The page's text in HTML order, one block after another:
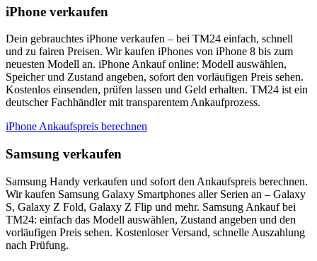
iPhone verkaufen
Dein gebrauchtes iPhone verkaufen – bei TM24 einfach, schnell
und zu fairen Preisen. Wir kaufen iPhones von iPhone 8 bis zum
neuesten Modell an. iPhone Ankauf online: Modell auswählen,
Speicher und Zustand angeben, sofort den vorläufigen Preis sehen.
Kostenlos einsenden, prüfen lassen und Geld erhalten. TM24 ist ein
deutscher Fachhändler mit transparentem Ankaufprozess.
iPhone Ankaufspreis berechnen
Samsung verkaufen
Samsung Handy verkaufen und sofort den Ankaufspreis berechnen.
Wir kaufen Samsung Galaxy Smartphones aller Serien an – Galaxy
S, Galaxy Z Fold, Galaxy Z Flip und mehr. Samsung Ankauf bei
TM24: einfach das Modell auswählen, Zustand angeben und den
vorläufigen Preis sehen. Kostenloser Versand, schnelle Auszahlung
nach Prüfung.